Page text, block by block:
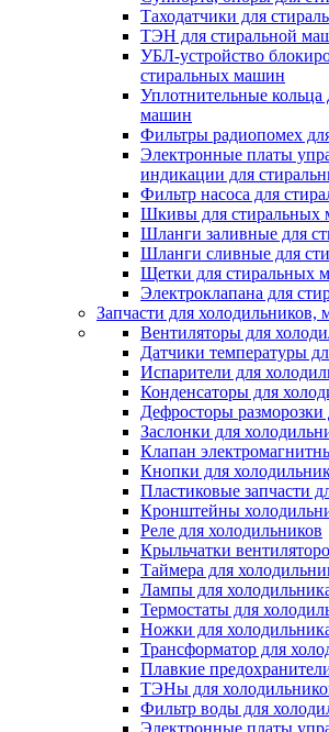
Таходатчики для
ТЭН для стиральной
УБЛ-устройство
стиральных машин
Уплотнительные кольца
машин
Фильтры радиопомех
Электронные платы
индикации для
Фильтр насоса для
Шкивы для стиральных
Шланги заливные для
Шланги сливные для
Щетки для стиральных
Электроклапана для
Запчасти для холодильников,
Вентиляторы для
Датчики температуры
Испарители для
Конденсаторы для
Дефросторы разморозки
Заслонки для
Клапан
Кнопки для
Пластиковые запчасти
Кронштейны
Реле для холодильников
Крыльчатки
Таймера для
Лампы для
Термостаты для
Ножки для
Трансформатор для
Плавкие
ТЭНы для
Фильтр воды для
Электронные платы